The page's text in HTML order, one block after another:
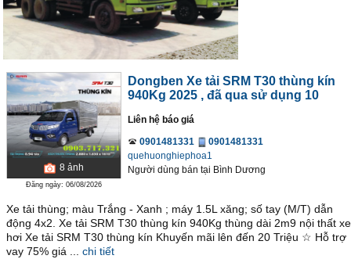
8 ảnh
Đăng ngày: 06/08/2026
Dongben Xe tải SRM T30 thùng kín
940Kg 2025 , đã qua sử dụng 10
Liên hệ báo giá
0901481331
0901481331
quehuonghiephoa1
Người dùng bán tại Bình Dương
Xe tải thùng; màu Trắng - Xanh ; máy 1.5L xăng; số tay (M/T) dẫn
động 4x2. Xe tải SRM T30 thùng kín 940Kg thùng dài 2m9 nội thất xe
hơi Xe tải SRM T30 thùng kín Khuyến mãi lên đến 20 Triệu ☆ Hỗ trợ
vay 75% giá ...
chi tiết